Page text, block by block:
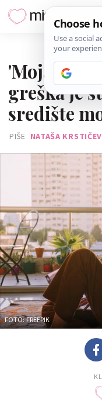
'Moja
greška je
središte
PIŠE NATAŠA
FOTO: FREEPIK